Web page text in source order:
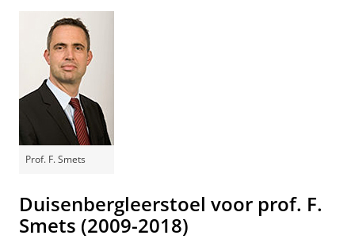
Prof. F. Smets
Duisenbergleerstoel voor prof. F.
Smets (2009-2018)